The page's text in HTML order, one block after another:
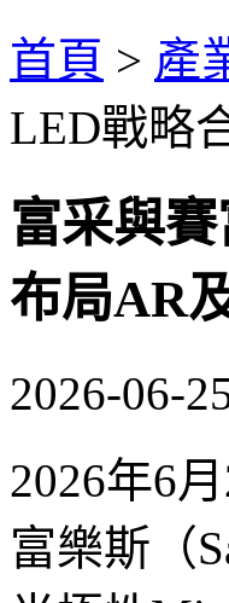
首頁 > 產
LED戰略
富采與
布局AR
2026-06-
2026年6
富樂斯（